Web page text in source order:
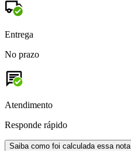
Entrega
No prazo
Atendimento
Responde rápido
Saiba como foi calculada essa nota